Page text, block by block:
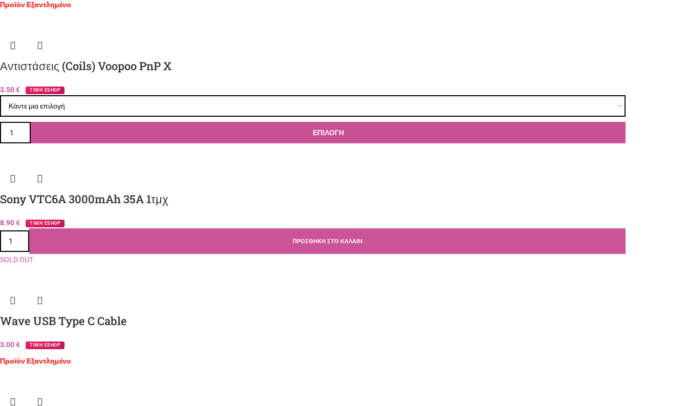
Προϊόν Εξαντλημένο
Αντιστάσεις (Coils) Voopoo PnP X
3.50€ ΤΙΜΗ ESHOP
ΕΠΙΛΟΓΉ
Sony VTC6A 3000mAh 35A 1τμχ
8.90€ ΤΙΜΗ ESHOP
ΠΡΟΣΘΉΚΗ ΣΤΟ ΚΑΛΆΘΙ
SOLD OUT
Wave USB Type C Cable
3.00€ ΤΙΜΗ ESHOP
Προϊόν Εξαντλημένο